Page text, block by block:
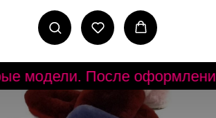
После оформления заказа